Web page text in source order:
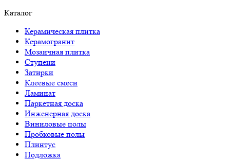
Каталог
Керамическая плитка
Керамогранит
Мозаичная плитка
Ступени
Затирки
Клеевые смеси
Ламинат
Паркетная доска
Инженерная доска
Виниловые полы
Пробковые полы
Плинтус
Подложка